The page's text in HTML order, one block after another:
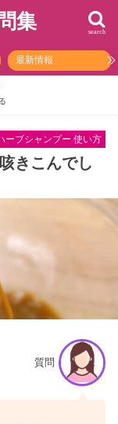
集 search
最新情報
ーブシャンプー 使い方
きこんでし
質問